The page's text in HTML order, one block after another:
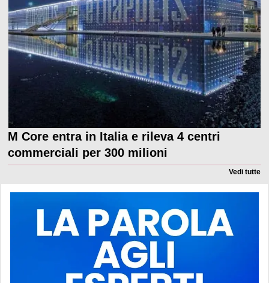
M Core entra in Italia e rileva 4 centri
commerciali per 300 milioni
Vedi tutte